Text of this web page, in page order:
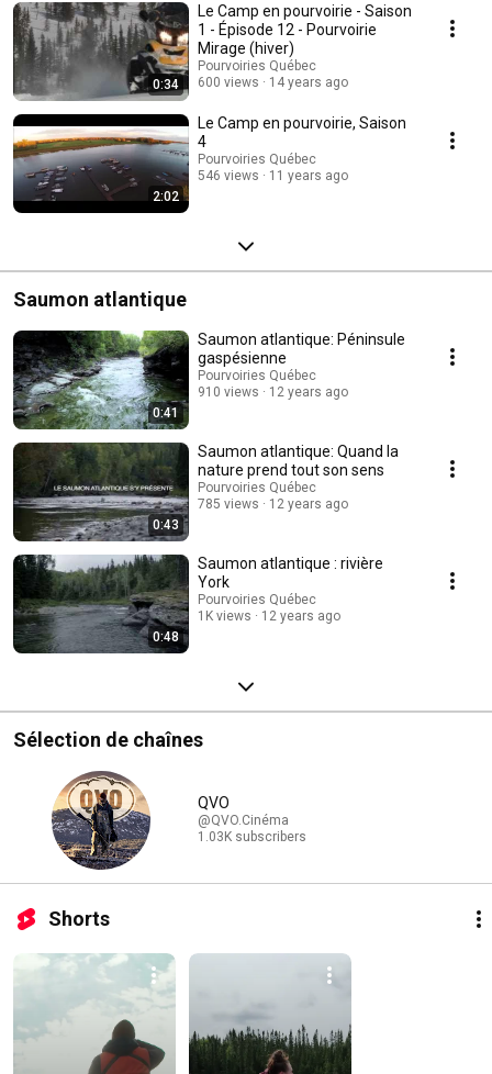
0:34
Le Camp en pourvoirie - Saison
1 - Épisode 12 - Pourvoirie
Mirage (hiver)
Pourvoiries Québec
600 views
14 years ago
2:02
Le Camp en pourvoirie, Saison
4
Pourvoiries Québec
546 views
11 years ago
Saumon atlantique
0:41
Saumon atlantique: Péninsule
gaspésienne
Pourvoiries Québec
910 views
12 years ago
0:43
Saumon atlantique: Quand la
nature prend tout son sens
Pourvoiries Québec
785 views
12 years ago
0:48
Saumon atlantique : rivière
York
Pourvoiries Québec
1K views
12 years ago
Sélection de chaînes
QVO
@QVO.Cinéma
1.03K subscribers
Shorts